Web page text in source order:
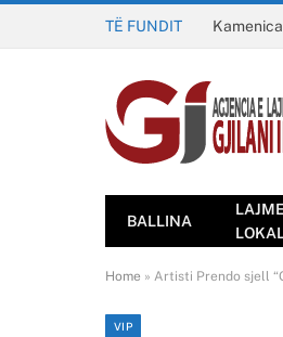
TË FUNDIT
BALLINA
LAJME
Home » Artisti Prendo sjell
VIP